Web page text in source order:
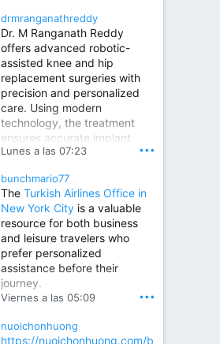
illnesses, nutrition guidance,
and preventive healthcare in
a child-friendly environment.
Children Hospital in Secunderabad | Best Pediatrician in Hyderabad | Neonatologist in Medchal
Our pediatrician and
Neonatologist team at...
www.srianaghaclinic.com
drmranganathreddy
Dr. M Ranganath Reddy
offers advanced robotic-
assisted knee and hip
replacement surgeries with
precision and personalized
care. Using modern
technology, the treatment
ensures accurate implant
placement, reduced pain,
improved joint function,
helping patients return to an
active and comfortable
lifestyle.
Orthopedic Surgeon in Kondapur | Best Orthopedic Doctor in Kondapur | Dr. M. Ranganath Reddy
Consult Dr. M. Ranganath
Reddy, the best...
www.drranganathreddy.co
Lunes a las 07:23 •••
bunchmario77
The Turkish Airlines Office in
New York City is a valuable
resource for both business
and leisure travelers who
prefer personalized
assistance before their
journey.
Viernes a las 05:09 •••
nuoichonhuong
https://nuoichonhuong.com/b